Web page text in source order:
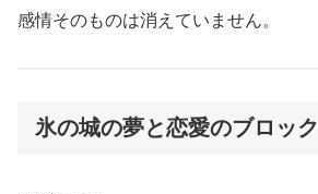
感情そのものは消えていません。
氷の城の夢と恋愛のブロック